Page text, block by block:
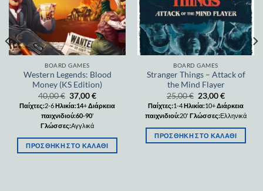
BOARD GAMES
Western Legends: Blood
Money (KS Edition)
40,00€ 37,00€
Παίχτες:2-6Ηλικία:14+Διάρκεια
παιχνιδιού:60-90'
Γλώσσες:Αγγλικά
ΠΡΟΣΘΉΚΗ ΣΤΟ ΚΑΛΆΘΙ
BOARD GAMES
Stranger Things – Attack of
the Mind Flayer
25,00€ 23,00€
Παίχτες:1-4Ηλικία:10+Διάρκεια
παιχνιδιού:20' Γλώσσες:Ελληνικά
ΠΡΟΣΘΉΚΗ ΣΤΟ ΚΑΛΆΘΙ